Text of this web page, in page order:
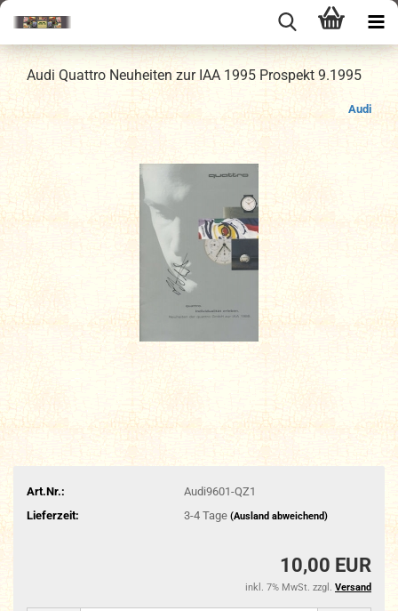
Audi Quattro Neuheiten zur IAA 1995 Prospekt 9.1995
Audi
Art.Nr.:
Audi9601-QZ1
Lieferzeit:
3-4 Tage (Ausland abweichend)
10,00 EUR
inkl. 7% MwSt. zzgl. Versand